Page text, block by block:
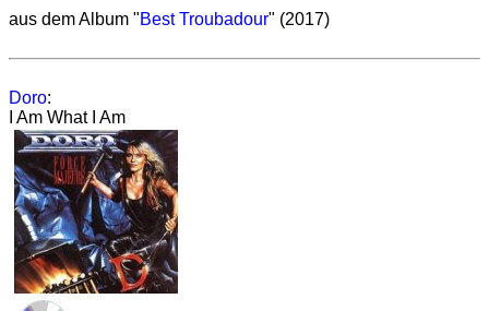
aus dem Album "Best Troubadour" (2017)
Doro:
I Am What I Am